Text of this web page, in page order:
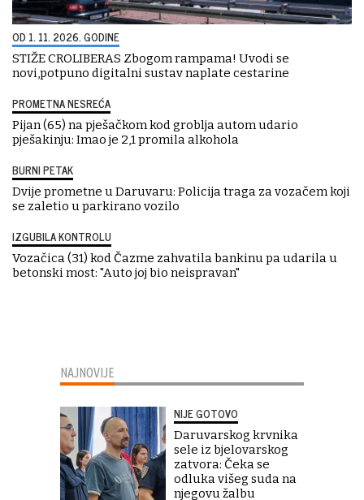
OD 1. 11. 2026. GODINE
STIŽE CROLIBERAS Zbogom rampama! Uvodi se
novi,potpuno digitalni sustav naplate cestarine
PROMETNA NESREĆA
Pijan (65) na pješačkom kod groblja autom udario
pješakinju: Imao je 2,1 promila alkohola
BURNI PETAK
Dvije prometne u Daruvaru: Policija traga za vozačem koji
se zaletio u parkirano vozilo
IZGUBILA KONTROLU
Vozačica (31) kod Čazme zahvatila bankinu pa udarila u
betonski most: "Auto joj bio neispravan"
NAJNOVIJE
NIJE GOTOVO
Daruvarskog krvnika
sele iz bjelovarskog
zatvora: Čeka se
odluka višeg suda na
njegovu žalbu